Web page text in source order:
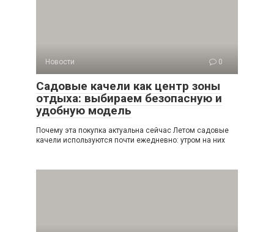
Новости 0
Садовые качели как центр зоны
отдыха: выбираем безопасную и
удобную модель
Почему эта покупка актуальна сейчас Летом садовые
качели используются почти ежедневно: утром на них